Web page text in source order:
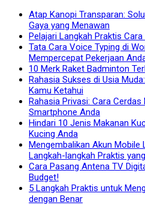
Atap Kanopi Transparan:
Gaya yang Menawan
Pelajari Langkah Praktis
Tata Cara Voice Typing di
Mempercepat Pekerjaan
10 Merk Raket Badminton
Rahasia Sukses di Usia
Kamu Ketahui
Rahasia Privasi: Cara
Smartphone Anda
Hindari 10 Jenis Makanan
Kucing Anda
Mengembalikan Akun Mobile
Langkah-langkah Praktis
Cara Pasang Antena TV
Budget!
5 Langkah Praktis untuk
dengan Benar